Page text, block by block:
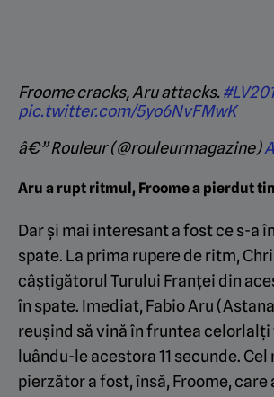
Froome cracks, Aru attacks.
pic.twitter.com/5yo6NvFMwK
â€” Rouleur (@rouleurmagazine)
Aru a rupt ritmul, Froome a pierdut
Dar și mai interesant a fost ce s-a
spate. La prima rupere de ritm,
câștigătorul Turului Franței din
în spate. Imediat, Fabio Aru
reușind să vină în fruntea
luându-le acestora 11 secunde. Cel
pierzător a fost, însă, Froome, care